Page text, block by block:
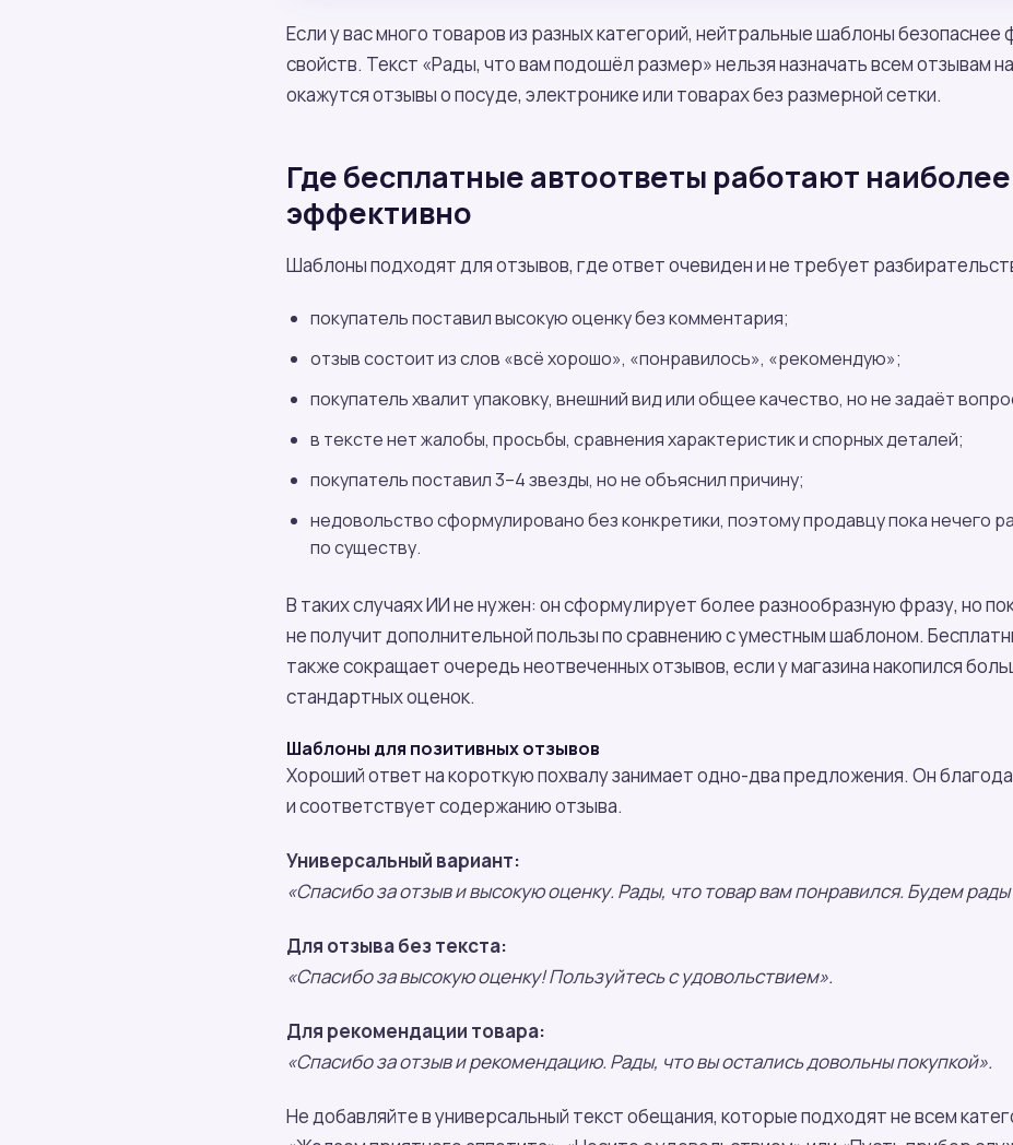
Если у вас много товаров из разных категорий, нейтральные шаблоны безопаснее
свойств. Текст «Рады, что вам подошёл размер» нельзя назначать всем отзывам
окажутся отзывы о посуде, электронике или товарах без размерной сетки.
Где бесплатные автоответы работают наиболее
эффективно
Шаблоны подходят для отзывов, где ответ очевиден и не требует
покупатель поставил высокую оценку без комментария;
отзыв состоит из слов «всё хорошо», «понравилось», «рекомендую»;
покупатель хвалит упаковку, внешний вид или общее качество, но не задаёт
в тексте нет жалобы, просьбы, сравнения характеристик и спорных деталей;
покупатель поставил 3–4 звезды, но не объяснил причину;
недовольство сформулировано без конкретики, поэтому продавцу пока нечего
по существу.
В таких случаях ИИ не нужен: он сформулирует более разнообразную фразу, но
не получит дополнительной пользы по сравнению с уместным шаблоном.
также сокращает очередь неотвеченных отзывов, если у магазина накопился
стандартных оценок.
Шаблоны для позитивных отзывов
Хороший ответ на короткую похвалу занимает одно-два предложения. Он
и соответствует содержанию отзыва.
Универсальный вариант:
«Спасибо за отзыв и высокую оценку. Рады, что товар вам понравился. Будем рады
Для отзыва без текста:
«Спасибо за высокую оценку! Пользуйтесь с удовольствием».
Для рекомендации товара:
«Спасибо за отзыв и рекомендацию. Рады, что вы остались довольны покупкой».
Не добавляйте в универсальный текст обещания, которые подходят не всем